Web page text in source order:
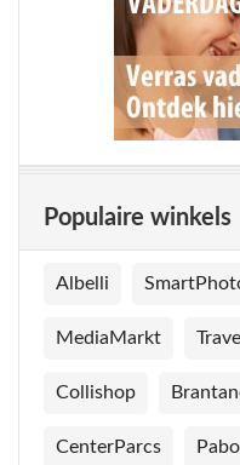
Populaire winkels
Albelli
MediaMarkt
Collishop
CenterParcs Pabo